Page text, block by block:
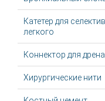
Катетер для
легкого
Коннектор для
Хирургические нити